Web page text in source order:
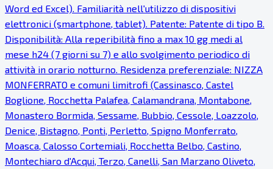
Word ed Excel). Familiarità nell'utilizzo di dispositivi
elettronici (smartphone, tablet). Patente: Patente di tipo B.
Disponibilità: Alla reperibilità fino a max 10 gg medi al
mese h24 (7 giorni su 7) e allo svolgimento periodico di
attività in orario notturno. Residenza preferenziale: NIZZA
MONFERRATO e comuni limitrofi (Cassinasco, Castel
Boglione, Rocchetta Palafea, Calamandrana, Montabone,
Monastero Bormida, Sessame, Bubbio, Cessole, Loazzolo,
Denice, Bistagno, Ponti, Perletto, Spigno Monferrato,
Moasca, Calosso Cortemiali, Rocchetta Belbo, Castino,
Montechiaro d'Acqui, Terzo, Canelli, San Marzano Oliveto,